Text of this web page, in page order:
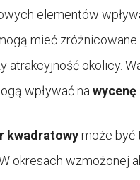
elementów
mieć
atrakcyjność okolicy.
wpływać na
kwadratowymoże być
okresach wzmożonej